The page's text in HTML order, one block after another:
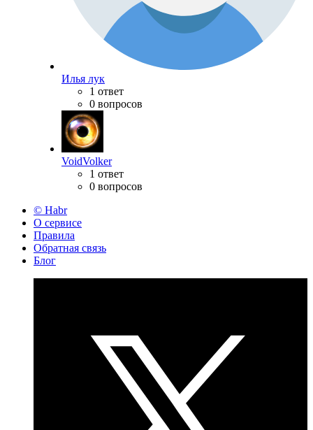
Илья лук
1 ответ
0 вопросов
VoidVolker
1 ответ
0 вопросов
© Habr
О сервисе
Правила
Обратная связь
Блог